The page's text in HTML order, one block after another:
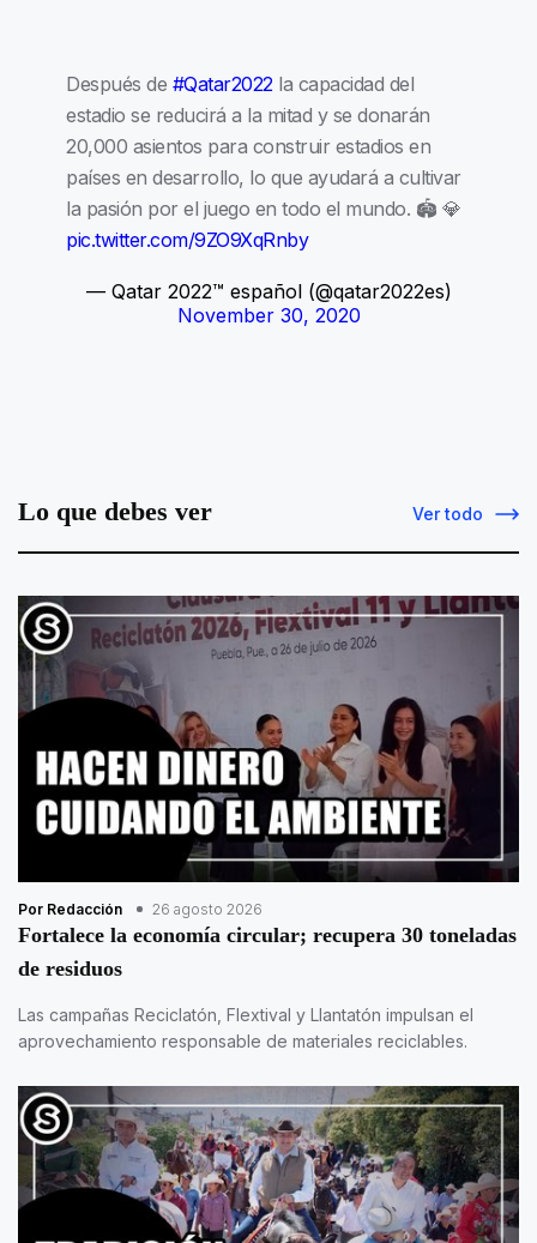
Después de #Qatar2022la capacidad del
estadio se reducirá a la mitad y se donarán
20,000 asientos para construir estadios en
países en desarrollo, lo que ayudará a cultivar
la pasión por el juego en todo el mundo. 🏟 💎
pic.twitter.com/9ZO9XqRnby
— Qatar 2022™ español (@qatar2022es)
November 30, 2020
Lo que debes ver Ver todo
Por Redacción 26 agosto 2026
Fortalece la economía circular; recupera 30 toneladas
de residuos
Las campañas Reciclatón, Flextival y Llantatón impulsan el
aprovechamiento responsable de materiales reciclables.